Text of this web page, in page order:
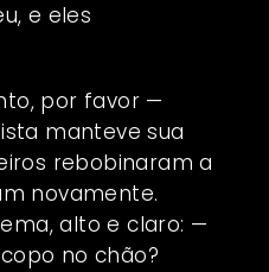
e eles
por favor —
manteve sua
rebobinaram a
novamente.
alto e claro: —
no chão?